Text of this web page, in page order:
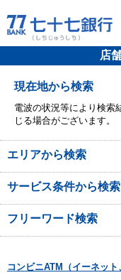
店
現在地から検索
電波の状況等により検索
じる場合がございます。
エリアから検索
サービス条件から検索
フリーワード検索
コンビニATM（イーネット